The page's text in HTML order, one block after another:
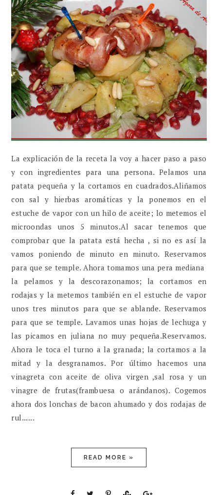
La explicación de la receta la voy a hacer paso a paso
y con ingredientes para una persona. Pelamos una
patata pequeña y la cortamos en cuadrados.Aliñamos
con sal y hierbas aromáticas y la ponemos en el
estuche de vapor con un hilo de aceite; lo metemos el
microondas unos 5 minutos.Al sacar tenemos que
comprobar que la patata está hecha , si no es así la
vamos poniendo de minuto en minuto. Reservamos
para que se temple. Ahora tomamos una pera mediana
la pelamos y la descorazonamos; la cortamos en
rodajas y la metemos también en el estuche de vapor
unos tres minutos para que se ablande. Reservamos
para que se temple. Lavamos unas hojas de lechuga y
las picamos en juliana no muy pequeña.Reservamos.
Ahora le toca el turno a la granada; la cortamos a la
mitad y la desgranamos. Por último hacemos una
vinagreta con aceite de oliva virgen ,sal rosa y un
vinagre de frutas(frambuesa o arándanos). Cogemos
ahora dos lonchas de bacon ahumado y dos rodajas de
rul......
READ MORE »